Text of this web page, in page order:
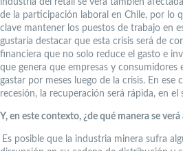
de la participación laboral en Chile, por lo
clave mantener los puestos de trabajo en
gustaría destacar que esta crisis será de
financiera que no solo reduce el gasto e
que genera que empresas y consumidores
gastar por meses luego de la crisis. En ese
recesión, la recuperación será rápida, en el
Y, en este contexto, ¿de qué manera se
Es posible que la industria minera sufra